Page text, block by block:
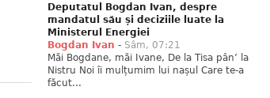
Deputatul Bogdan Ivan, despre
mandatul său și deciziile luate la
Ministerul Energiei
Bogdan Ivan - Sâm, 07:21
Măi Bogdane, măi Ivane, De la Tisa pân’ la
Nistru Noi îi mulțumim lui nașul Care te-a
făcut...